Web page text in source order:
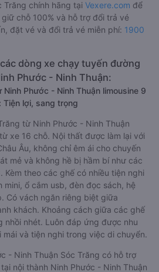
Trăng chính hãng tại Vexere.com để
chỗ 100% và hỗ trợ đổi trả vé
đặt vé và đổi trả vé miễn phí: 1900
dòng xe chạy tuyến đường
Phước - Ninh Thuận:
Phước - Ninh Thuận limousine 9
lợi, sang trọng
từ Ninh Phước - Ninh Thuận
xe 16 chỗ. Nội thất được làm lại với
Âu, không chỉ êm ái cho chuyến
mẻ và không hề bị hầm bí như các
Kèm theo các ghế có nhiều tiện nghi
mini, ổ cắm usb, đèn đọc sách, hệ
Có vách ngăn riêng biệt giữa
khách. Khoảng cách giữa các ghế
nhồi nhét. Luôn đáp ứng được nhu
và tiện nghi trong việc di chuyển.
- Ninh Thuận Sóc Trăng có hỗ trợ
nội thành Ninh Phước - Ninh Thuận